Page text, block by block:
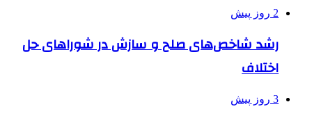
2 روز پیش
رشد شاخص‌های صلح و سازش در شوراهای حل
اختلاف
3 روز پیش